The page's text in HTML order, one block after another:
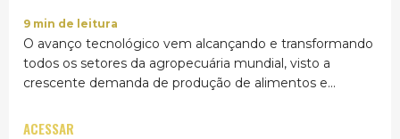
9 min de leitura
O avanço tecnológico vem alcançando e transformando
todos os setores da agropecuária mundial, visto a
crescente demanda de produção de alimentos e...
ACESSAR